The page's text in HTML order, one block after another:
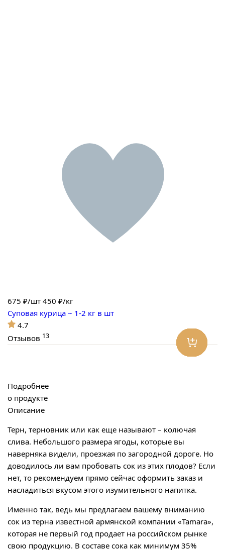
675 ₽/шт 450 ₽/кг
Суповая курица ~ 1-2 кг в шт
4.7
Отзывов 13
Подробнее
о продукте
Описание
Терн, терновник или как еще называют – колючая
слива. Небольшого размера ягоды, которые вы
наверняка видели, проезжая по загородной дороге. Но
доводилось ли вам пробовать сок из этих плодов? Если
нет, то рекомендуем прямо сейчас оформить заказ и
насладиться вкусом этого изумительного напитка.
Именно так, ведь мы предлагаем вашему вниманию
сок из терна известной армянской компании «Tamara»,
которая не первый год продает на российском рынке
свою продукцию. В составе сока как минимум 35%